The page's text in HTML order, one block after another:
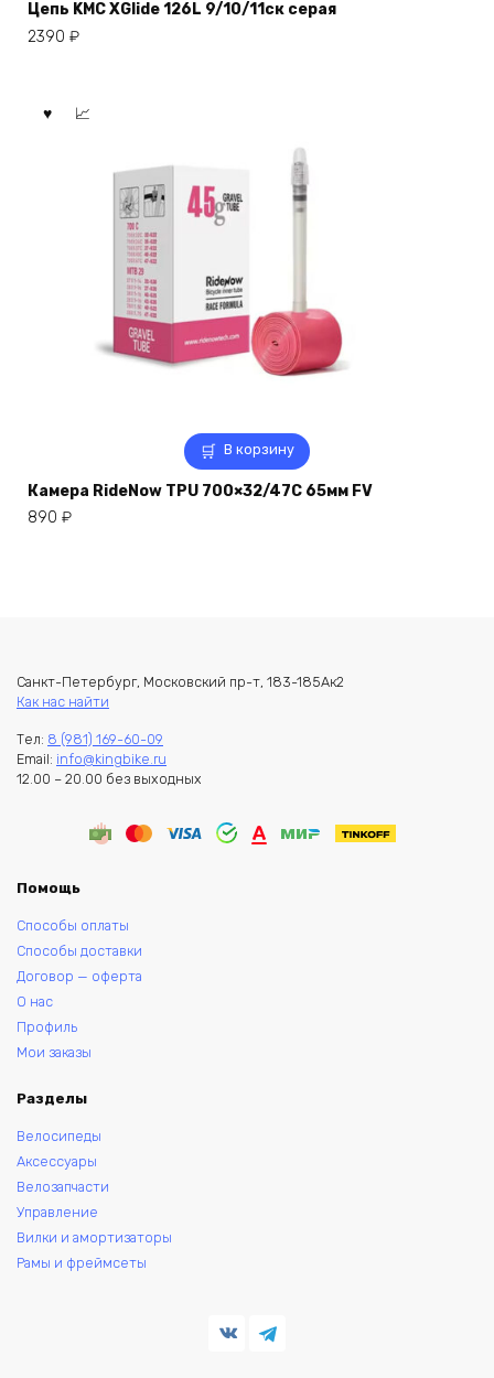
Цепь KMC XGlide 126L 9/10/11ск серая
2390 ₽
В корзину
Камера RideNow TPU 700×32/47C 65мм FV
890 ₽
Санкт-Петербург, Московский пр-т, 183-185Ак2
Как нас найти
Тел: 8 (981) 169-60-09
Email: info@kingbike.ru
12.00 – 20.00 без выходных
Помощь
Способы оплаты
Способы доставки
Договор — оферта
О нас
Профиль
Мои заказы
Разделы
Велосипеды
Аксессуары
Велозапчасти
Управление
Вилки и амортизаторы
Рамы и фреймсеты